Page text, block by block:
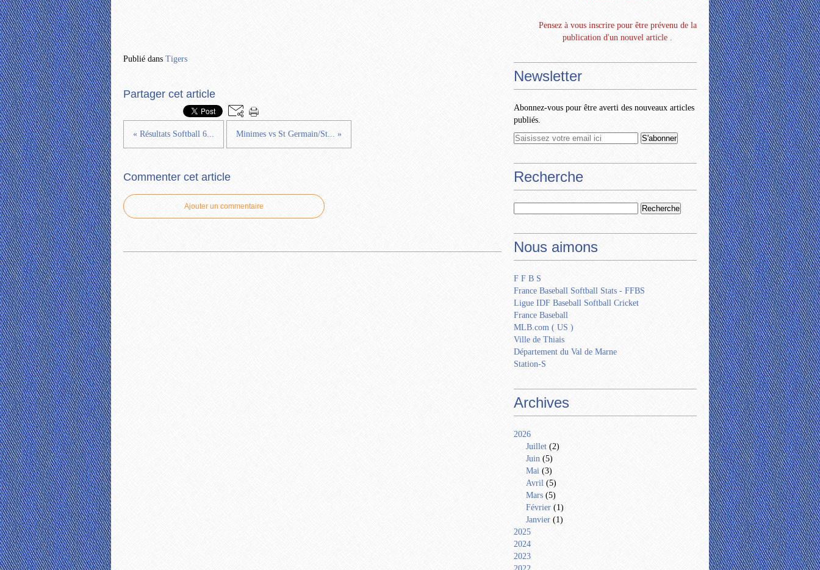
Publié dans Tigers
Partager cet article
« Résultats Softball 6... Minimes vs St Germain/St... »
Commenter cet article
Ajouter un commentaire
Pensez à vous inscrire pour être prévenu de la
publication d'un nouvel article .
Newsletter
Abonnez-vous pour être averti des nouveaux articles
publiés.
Recherche
Nous aimons
F F B S
France Baseball Softball Stats - FFBS
Ligue IDF Baseball Softball Cricket
France Baseball
MLB.com ( US )
Ville de Thiais
Département du Val de Marne
Station-S
Archives
2026
Juillet (2)
Juin (5)
Mai (3)
Avril (5)
Mars (5)
Février (1)
Janvier (1)
2025
2024
2023